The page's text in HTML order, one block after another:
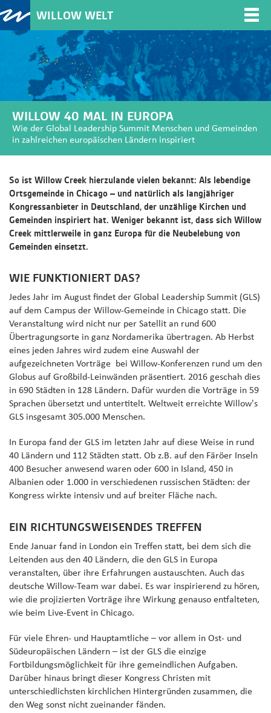
WILLOW WELT
WILLOW 40 MAL IN EUROPA
Wie der Global Leadership Summit Menschen und Gemeinden
in zahlreichen europäischen Ländern inspiriert
So ist Willow Creek hierzulande vielen bekannt: Als lebendige
Ortsgemeinde in Chicago – und natürlich als langjähriger
Kongressanbieter in Deutschland, der unzählige Kirchen und
Gemeinden inspiriert hat. Weniger bekannt ist, dass sich Willow
Creek mittlerweile in ganz Europa für die Neubelebung von
Gemeinden einsetzt.
WIE FUNKTIONIERT DAS?
Jedes Jahr im August findet der Global Leadership Summit (GLS)
auf dem Campus der Willow-Gemeinde in Chicago statt. Die
Veranstaltung wird nicht nur per Satellit an rund 600
Übertragungsorte in ganz Nordamerika übertragen. Ab Herbst
eines jeden Jahres wird zudem eine Auswahl der
aufgezeichneten Vorträge bei Willow-Konferenzen rund um den
Globus auf Großbild-Leinwänden präsentiert. 2016 geschah dies
in 690 Städten in 128 Ländern. Dafür wurden die Vorträge in 59
Sprachen übersetzt und untertitelt. Weltweit erreichte Willow's
GLS insgesamt 305.000 Menschen.
In Europa fand der GLS im letzten Jahr auf diese Weise in rund
40 Ländern und 112 Städten statt. Ob z.B. auf den Färöer Inseln
400 Besucher anwesend waren oder 600 in Island, 450 in
Albanien oder 1.000 in verschiedenen russischen Städten: der
Kongress wirkte intensiv und auf breiter Fläche nach.
EIN RICHTUNGSWEISENDES TREFFEN
Ende Januar fand in London ein Treffen statt, bei dem sich die
Leitenden aus den 40 Ländern, die den GLS in Europa
veranstalten, über ihre Erfahrungen austauschten. Auch das
deutsche Willow-Team war dabei. Es war inspirierend zu hören,
wie die projizierten Vorträge ihre Wirkung genauso entfalteten,
wie beim Live-Event in Chicago.
Für viele Ehren- und Hauptamtliche – vor allem in Ost- und
Südeuropäischen Ländern – ist der GLS die einzige
Fortbildungsmöglichkeit für ihre gemeindlichen Aufgaben.
Darüber hinaus bringt dieser Kongress Christen mit
unterschiedlichsten kirchlichen Hintergründen zusammen, die
den Weg sonst nicht zueinander fänden.